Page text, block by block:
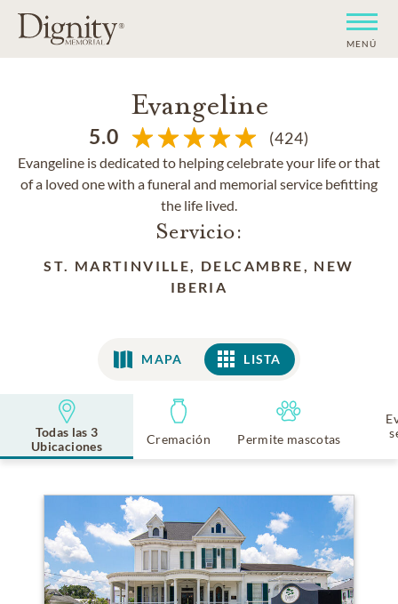
MENÚ
Evangeline
5.0 (424)
Evangeline is dedicated to helping celebrate your life or that
of a loved one with a funeral and memorial service befitting
the life lived.
Servicio:
ST. MARTINVILLE, DELCAMBRE, NEW
IBERIA
MAPA LISTA
LISTA
Todas las 3
Ubicaciones
Cremación Permite mascotas